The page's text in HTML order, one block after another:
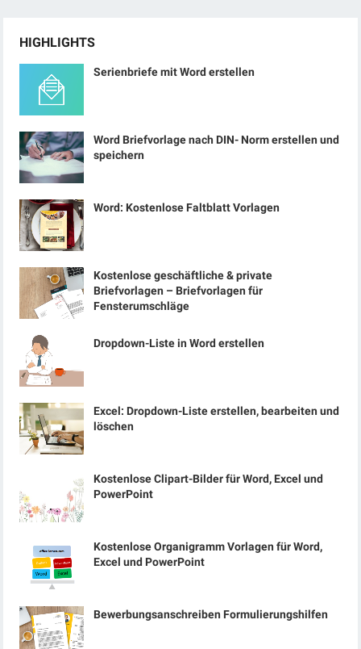
HIGHLIGHTS
Serienbriefe mit Word erstellen
Word Briefvorlage nach DIN- Norm erstellen und
speichern
Word: Kostenlose Faltblatt Vorlagen
Kostenlose geschäftliche & private
Briefvorlagen – Briefvorlagen für
Fensterumschläge
Dropdown-Liste in Word erstellen
Excel: Dropdown-Liste erstellen, bearbeiten und
löschen
Kostenlose Clipart-Bilder für Word, Excel und
PowerPoint
Kostenlose Organigramm Vorlagen für Word,
Excel und PowerPoint
Bewerbungsanschreiben Formulierungshilfen